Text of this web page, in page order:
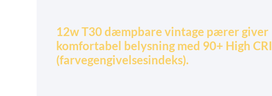
12w T30 dæmpbare vintage pærer giver
komfortabel belysning med 90+ High CRI
(farvegengivelsesindeks).